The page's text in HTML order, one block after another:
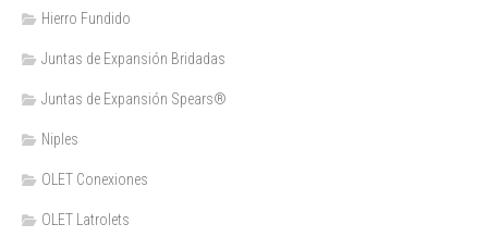
Hierro Fundido
Juntas de Expansión Bridadas
Juntas de Expansión Spears®
Niples
OLET Conexiones
OLET Latrolets